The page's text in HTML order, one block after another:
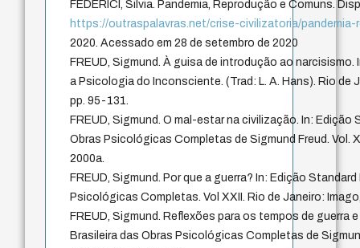
FEDERICI, Silvia. Pandemia, Reprodução e Comuns.
https://outraspalavras.net/crise-civilizatoria/
2020. Acessado em 28 de setembro de 2020
FREUD, Sigmund. À guisa de introdução ao narcisismo.
a Psicologia do Inconsciente. (Trad: L. A. Hans). Rio de
pp. 95-131.
FREUD, Sigmund. O mal-estar na civilização. In: Edição
Obras Psicológicas Completas de Sigmund Freud. Vol.
2000a.
FREUD, Sigmund. Por que a guerra? In: Edição
Psicológicas Completas. Vol XXII. Rio de Janeiro:
FREUD, Sigmund. Reflexões para os tempos de guerra
Brasileira das Obras Psicológicas Completas de